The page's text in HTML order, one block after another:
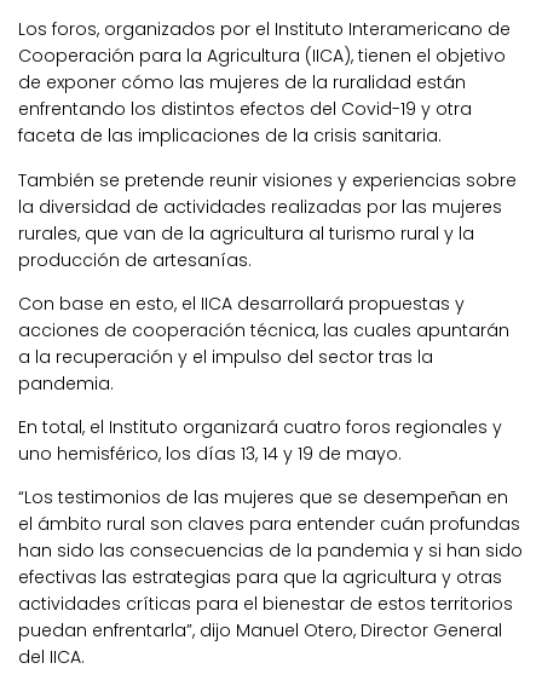
Los foros, organizados por el Instituto Interamericano de
Cooperación para la Agricultura (IICA), tienen el objetivo
de exponer cómo las mujeres de la ruralidad están
enfrentando los distintos efectos del Covid-19 y otra
faceta de las implicaciones de la crisis sanitaria.
También se pretende reunir visiones y experiencias sobre
la diversidad de actividades realizadas por las mujeres
rurales, que van de la agricultura al turismo rural y la
producción de artesanías.
Con base en esto, el IICA desarrollará propuestas y
acciones de cooperación técnica, las cuales apuntarán
a la recuperación y el impulso del sector tras la
pandemia.
En total, el Instituto organizará cuatro foros regionales y
uno hemisférico, los días 13, 14 y 19 de mayo.
“Los testimonios de las mujeres que se desempeñan en
el ámbito rural son claves para entender cuán profundas
han sido las consecuencias de la pandemia y si han sido
efectivas las estrategias para que la agricultura y otras
actividades críticas para el bienestar de estos territorios
puedan enfrentarla”, dijo Manuel Otero, Director General
del IICA.